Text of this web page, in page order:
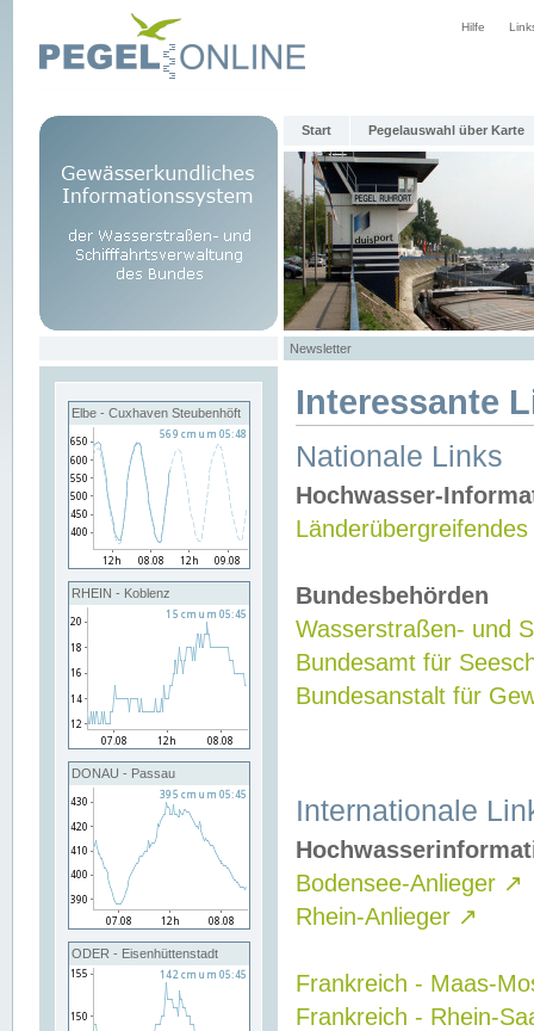
Hilfe
Start Pegelauswahl über Karte
Newsletter
Elbe - Cuxhaven Steubenhöft
RHEIN - Koblenz
DONAU - Passau
ODER - Eisenhüttenstadt
Interessante
Nationale Links
Hochwasser-
Bundesbehörden
Wasserstraßen- und
Bundesamt für
Bundesanstalt für
Internationale
Bodensee-Anlieger ↗
Rhein-Anlieger ↗
Frankreich - Maas-
Frankreich - Rhein-